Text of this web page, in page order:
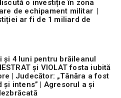
o investiție în zona
de echipament militar |
ar fi de 1 miliard de
și 4 luni pentru brăileanul
și VIOLAT fosta iubită
| Judecător: „Tânăra a fost
și intens” | Agresorul a și